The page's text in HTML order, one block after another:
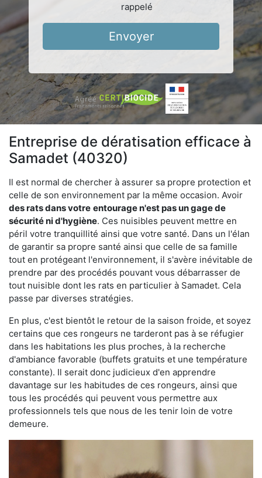
rappelé
Envoyer
Entreprise de dératisation efficace à
Samadet (40320)
Il est normal de chercher à assurer sa propre protection et
celle de son environnement par la même occasion. Avoir
des rats dans votre entourage n'est pas un gage de
sécurité ni d'hygiène. Ces nuisibles peuvent mettre en
péril votre tranquillité ainsi que votre santé. Dans un l'élan
de garantir sa propre santé ainsi que celle de sa famille
tout en protégeant l'environnement, il s'avère inévitable de
prendre par des procédés pouvant vous débarrasser de
tout nuisible dont les rats en particulier à Samadet. Cela
passe par diverses stratégies.
En plus, c'est bientôt le retour de la saison froide, et soyez
certains que ces rongeurs ne tarderont pas à se réfugier
dans les habitations les plus proches, à la recherche
d'ambiance favorable (buffets gratuits et une température
constante). Il serait donc judicieux d'en apprendre
davantage sur les habitudes de ces rongeurs, ainsi que
tous les procédés qui peuvent vous permettre aux
professionnels tels que nous de les tenir loin de votre
demeure.